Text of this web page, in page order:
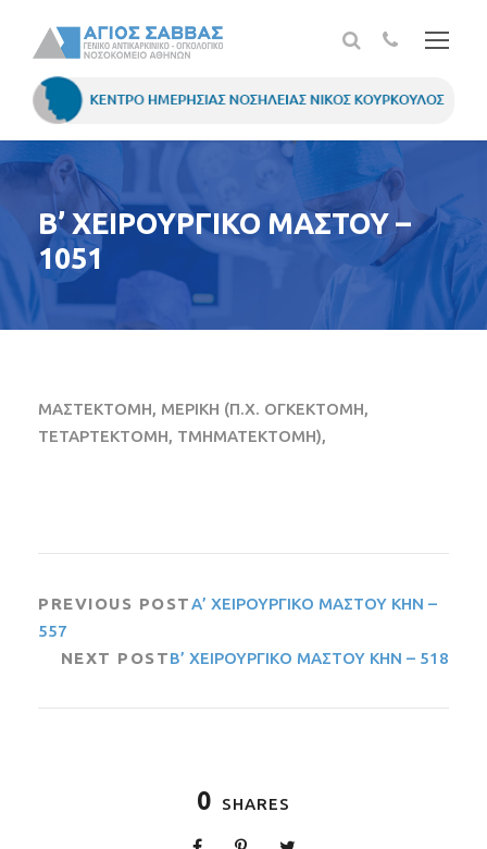
Β’ ΧΕΙΡΟΥΡΓΙΚΟ ΜΑΣΤΟΥ –
1051
ΜΑΣΤΕΚΤΟΜΗ, ΜΕΡΙΚΗ (Π.Χ. ΟΓΚΕΚΤΟΜΗ,
ΤΕΤΑΡΤΕΚΤΟΜΗ, ΤΜΗΜΑΤΕΚΤΟΜΗ),
PREVIOUS POSTΑ’ ΧΕΙΡΟΥΡΓΙΚΟ ΜΑΣΤΟΥ ΚΗΝ –
557
NEXT POSTΒ’ ΧΕΙΡΟΥΡΓΙΚΟ ΜΑΣΤΟΥ ΚΗΝ – 518
0 SHARES